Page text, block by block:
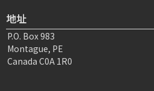
陳〇〇
大家好！ 拔除不喜廣學之心
【充滿內心的幸福 如果能夠把握值
地址
P.O. Box 983
Montague, PE
Canada C0A 1R0